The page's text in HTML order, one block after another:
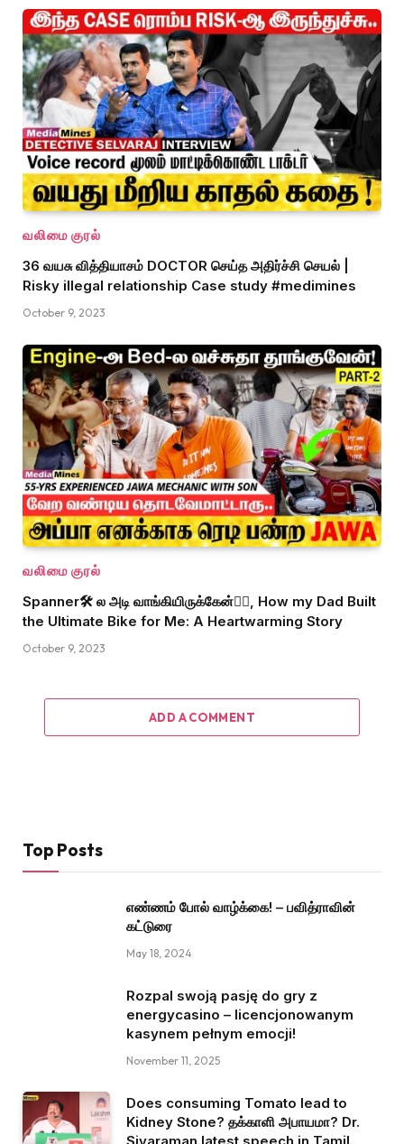
வலிமை குரல்
36 வயசு வித்தியாசம் DOCTOR செய்த அதிர்ச்சி செயல் |
Risky illegal relationship Case study #medimines
October 9, 2023
வலிமை குரல்
Spanner🛠 ல அடி வாங்கியிருக்கேன்🙆‍♂️, How my Dad Built
the Ultimate Bike for Me: A Heartwarming Story
October 9, 2023
ADD A COMMENT
Top Posts
எண்ணம் போல் வாழ்க்கை! – பவித்ராவின்
கட்டுரை
May 18, 2024
Rozpal swoją pasję do gry z
energycasino – licencjonowanym
kasynem pełnym emocji!
November 11, 2025
Does consuming Tomato lead to
Kidney Stone? தக்காளி அபாயமா? Dr.
Sivaraman latest speech in Tamil